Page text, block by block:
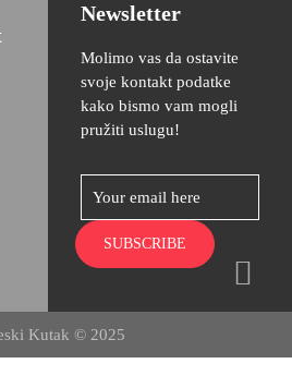
Newsletter
Molimo vas da ostavite
svoje kontakt podatke
kako bismo vam mogli
pružiti uslugu!
Kutak © 2025